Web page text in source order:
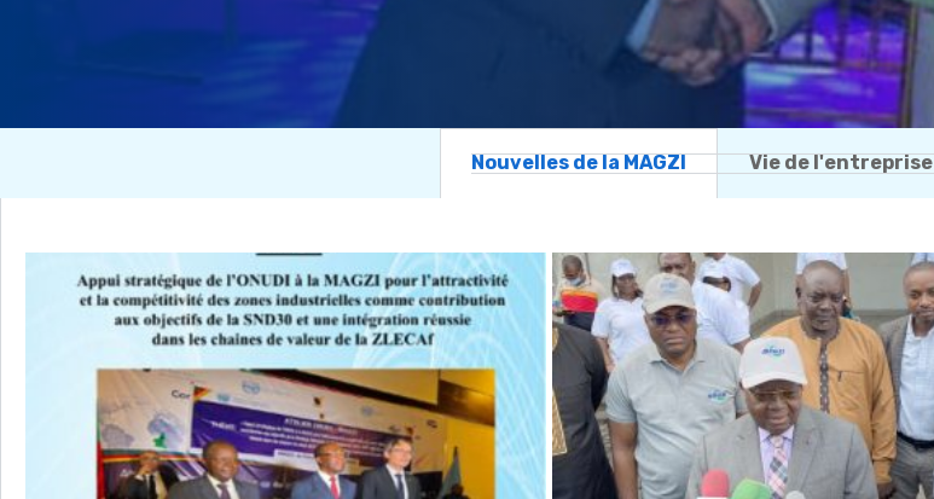
Nouvelles de la MAGZI Vie de l'entreprise